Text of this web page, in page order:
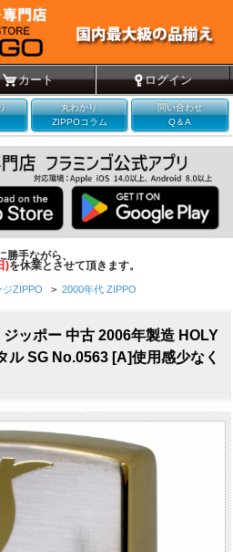
カート ログイン
丸わかり
ZIPPOコラム
問い合わせ
Q＆A
勝手ながら、
)を休業とさせて頂きます。
ZIPPO > 2000年代 ZIPPO
ッポー 中古 2006年製造 HOLY
ル SG No.0563 [A]使用感少なく